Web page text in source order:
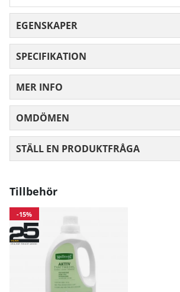
EGENSKAPER
SPECIFIKATION
MER INFO
OMDÖMEN
STÄLL EN PRODUKTFRÅGA
Tillbehör
-15%